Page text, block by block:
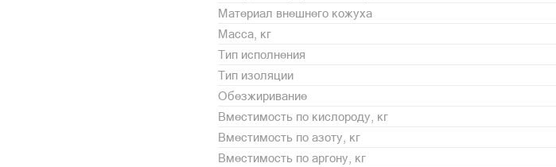
Материал внешнего кожуха
Масса, кг
Тип исполнения
Тип изоляции
Обезжиривание
Вместимость по кислороду, кг
Вместимость по азоту, кг
Вместимость по аргону, кг